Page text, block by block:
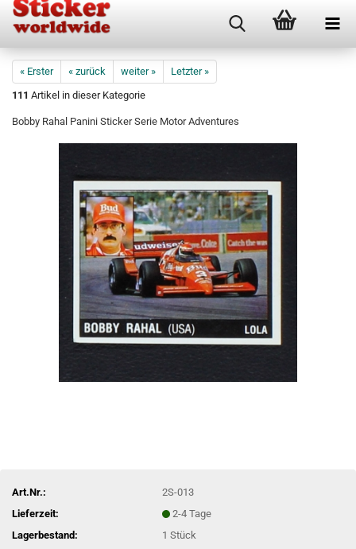
« Erster « zurück weiter »
Letzter »
111 Artikel in dieser Kategorie
Bobby Rahal Panini Sticker Serie Motor Adventures
Art.Nr.:
2S-013
Lieferzeit:
2-4 Tage
Lagerbestand:
1Stück